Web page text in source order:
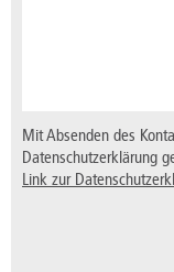
Mit Absenden des
Datenschutzerklärung
Link zur